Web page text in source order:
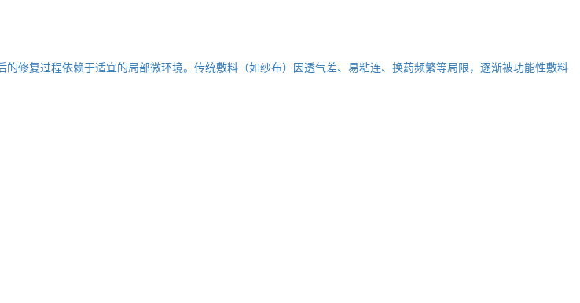
修复过程依赖于适宜的局部微环境。传统敷料（如纱布）因透气差、易粘连、换药频繁等局限，逐渐被功能性敷料